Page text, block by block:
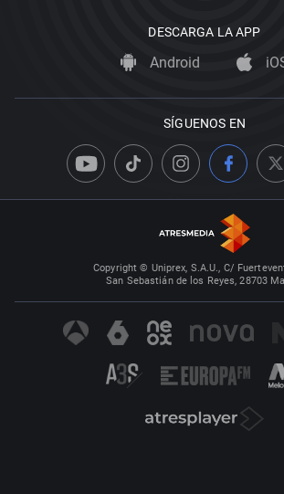
DESCARGA LA APP
Android
SÍGUENOS EN
Copyright © Uniprex, S.A.U., C/
San Sebastián de los Reyes, 28703